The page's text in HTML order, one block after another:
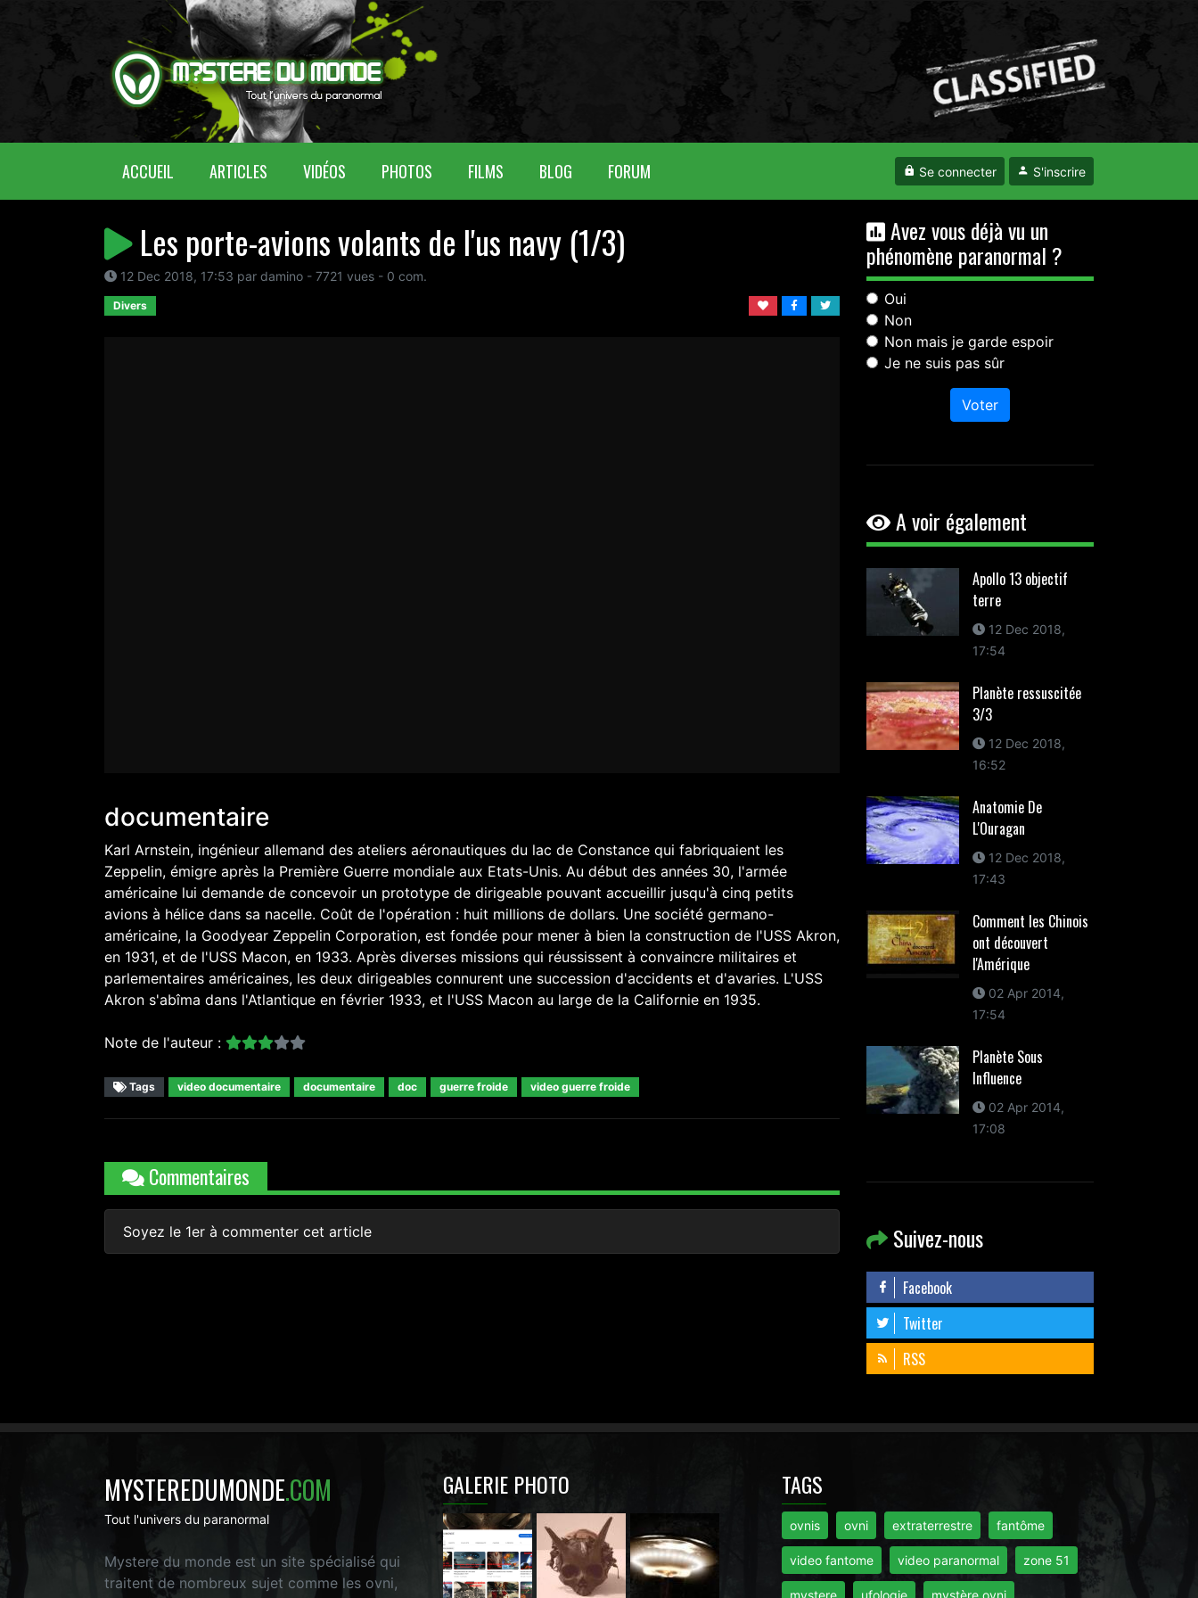
ACCUEIL (CURRENT)ARTICLES VIDÉOS PHOTOS FILMS BLOG FORUM Se connecter S'inscrire
Les porte-avions volants de l'us navy (1/3)
12 Dec 2018, 17:53 par damino - 7721 vues - 0 com.
Divers
documentaire
Karl Arnstein, ingénieur allemand des ateliers aéronautiques du lac de Constance qui fabriquaient les
Zeppelin, émigre après la Première Guerre mondiale aux Etats-Unis. Au début des années 30, l'armée
américaine lui demande de concevoir un prototype de dirigeable pouvant accueillir jusqu'à cinq petits
avions à hélice dans sa nacelle. Coût de l'opération : huit millions de dollars. Une société germano-
américaine, la Goodyear Zeppelin Corporation, est fondée pour mener à bien la construction de l'USS Akron,
en 1931, et de l'USS Macon, en 1933. Après diverses missions qui réussissent à convaincre militaires et
parlementaires américaines, les deux dirigeables connurent une succession d'accidents et d'avaries. L'USS
Akron s'abîma dans l'Atlantique en février 1933, et l'USS Macon au large de la Californie en 1935.
Note de l'auteur :
Tags video documentaire documentaire doc guerre froide video guerre froide
Commentaires
Soyez le 1er à commenter cet article
Avez vous déjà vu un
phénomène paranormal ?
Oui
Non
Non mais je garde espoir
Je ne suis pas sûr
Voter
A voir également
Apollo 13 objectif
terre
12 Dec 2018,
17:54
Planète ressuscitée
3/3
12 Dec 2018,
16:52
Anatomie De
L'Ouragan
12 Dec 2018,
17:43
Comment les Chinois
ont découvert
l'Amérique
02 Apr 2014,
17:54
Planète Sous
Influence
02 Apr 2014,
17:08
Suivez-nous
Facebook
Twitter
RSS
MYSTEREDUMONDE.COM
Tout l'univers du paranormal
Mystere du monde est un site spécialisé qui
traitent de nombreux sujet comme les ovni,
GALERIE PHOTO TAGS
ovnis ovni extraterrestre fantôme
video fantome video paranormal zone 51
mystere ufologie mystère ovni